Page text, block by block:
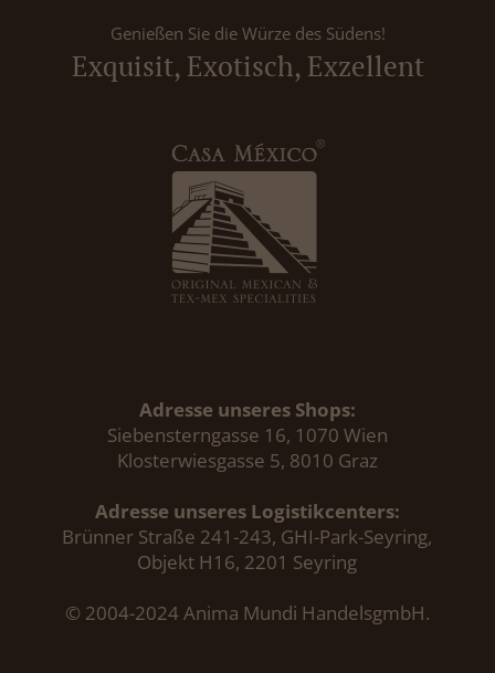
Genießen Sie die Würze des Südens!
Exquisit, Exotisch, Exzellent
Adresse unseres Shops:
Siebensterngasse 16, 1070 Wien
Klosterwiesgasse 5, 8010 Graz
Adresse unseres Logistikcenters:
Brünner Straße 241-243, GHI-Park-Seyring,
Objekt H16, 2201 Seyring
© 2004-2024 Anima Mundi HandelsgmbH.